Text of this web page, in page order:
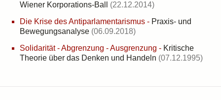
Wiener Korporations-Ball
(22.12.2014)
Die Krise des Antiparlamentarismus - Praxis- und
Bewegungsanalyse (06.09.2018)
Solidarität - Abgrenzung - Ausgrenzung - Kritische
Theorie über das Denken und Handeln (07.12.1995)